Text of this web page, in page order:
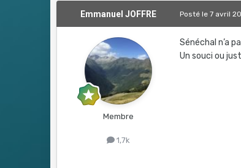
Emmanuel JOFFRE
Membre
1,7k
Postéle 7 avril
Sénéchal n’a
Un souci ou